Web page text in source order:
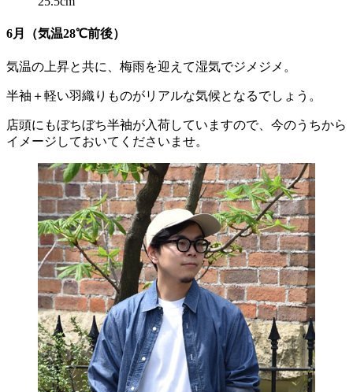
6月（気温28℃前後）
気温の上昇と共に、梅雨を迎えて湿気でジメジメ。
半袖＋軽い羽織りものがリアルな気候となるでしょう。
店頭にもぼちぼち半袖が入荷していますので、今のうちから
イメージしておいてくださいませ。